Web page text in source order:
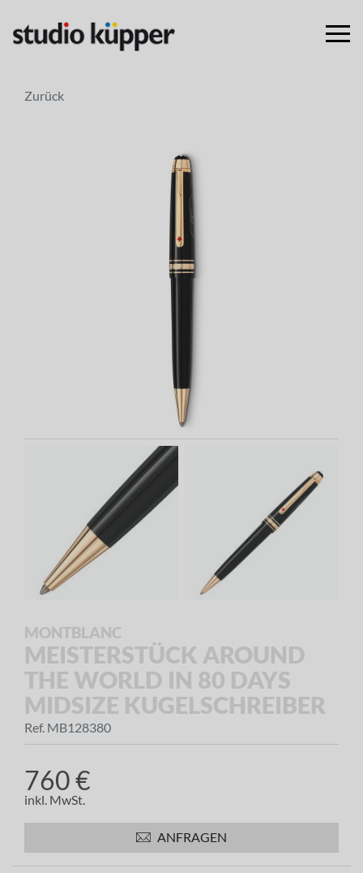
Zurück
MONTBLANC
MEISTERSTÜCK AROUND
THE WORLD IN 80 DAYS
MIDSIZE KUGELSCHREIBER
Ref. MB128380
760 €
inkl. MwSt.
ANFRAGEN